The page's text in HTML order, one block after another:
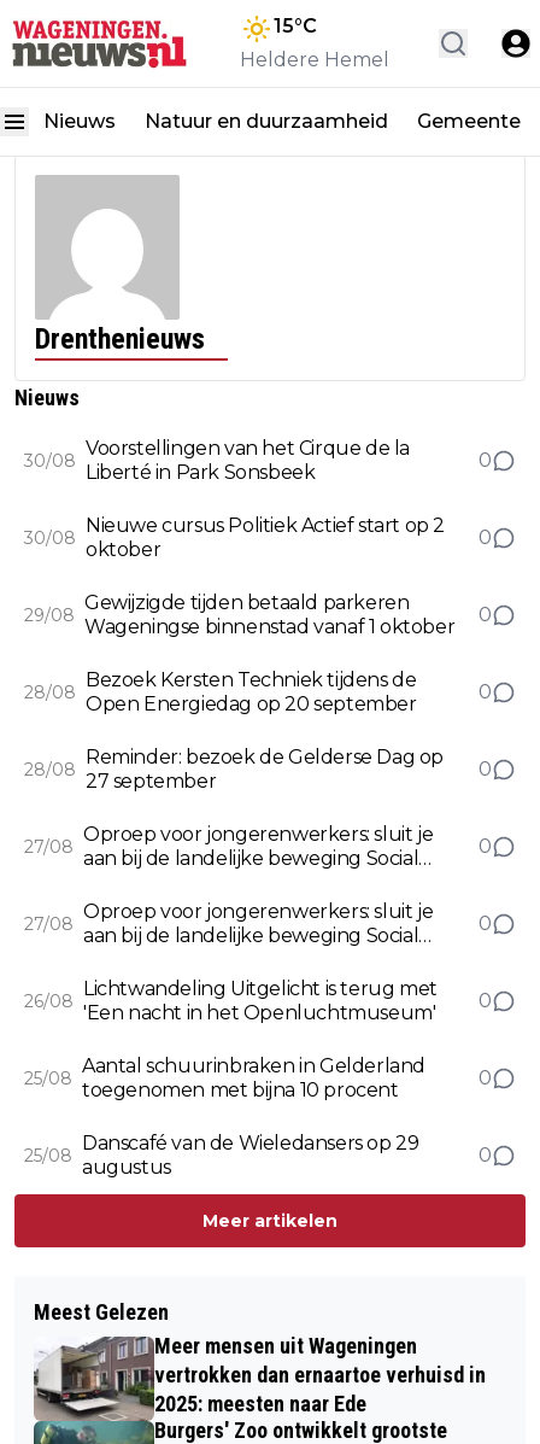
15°C
Heldere Hemel
Nieuws Natuur en duurzaamheid Gemeente
Drenthenieuws
Nieuws
30/08
Voorstellingen van het Cirque de la
Liberté in Park Sonsbeek
0
30/08
Nieuwe cursus Politiek Actief start op 2
oktober
0
29/08
Gewijzigde tijden betaald parkeren
Wageningse binnenstad vanaf 1 oktober
0
28/08
Bezoek Kersten Techniek tijdens de
Open Energiedag op 20 september
0
28/08
Reminder: bezoek de Gelderse Dag op
27 september
0
27/08
Oproep voor jongerenwerkers: sluit je
aan bij de landelijke beweging Social
0
27/08
Oproep voor jongerenwerkers: sluit je
aan bij de landelijke beweging Social
0
26/08
Lichtwandeling Uitgelicht is terug met
'Een nacht in het Openluchtmuseum'
0
25/08
Aantal schuurinbraken in Gelderland
toegenomen met bijna 10 procent
0
25/08
Danscafé van de Wieledansers op 29
augustus
0
Meer artikelen
Meest Gelezen
Meer mensen uit Wageningen
vertrokken dan ernaartoe verhuisd in
2025: meesten naar Ede
Burgers' Zoo ontwikkelt grootste